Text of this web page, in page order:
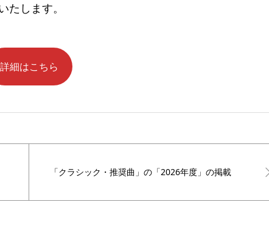
します。
詳細はこちら
「クラシック・推奨曲」の「2026年度」の掲載